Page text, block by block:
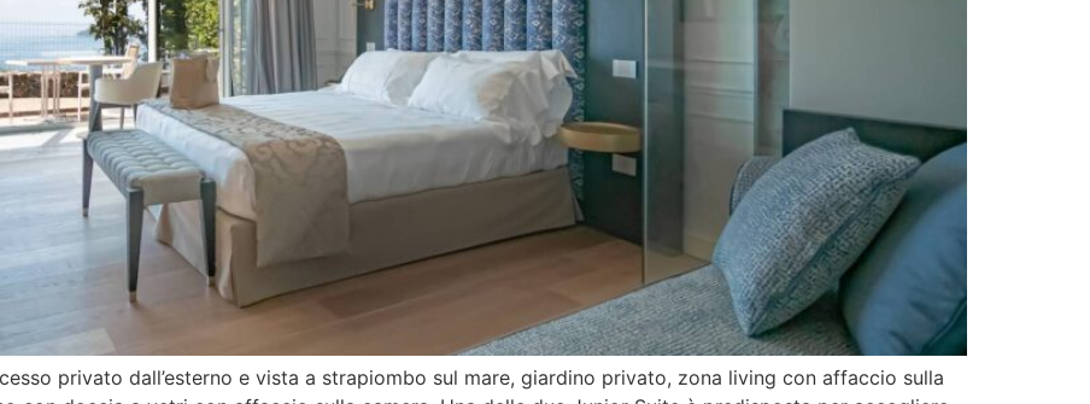
privato dall’esterno e vista a strapiombo sul mare, giardino privato, zona living con affaccio sulla